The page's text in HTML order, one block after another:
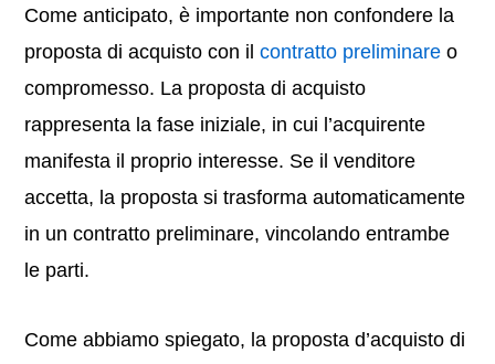
Come anticipato, è importante non confondere la
proposta di acquisto con ilcontratto preliminare o
compromesso. La proposta di acquisto
rappresenta la fase iniziale, in cui l’acquirente
manifesta il proprio interesse. Se il venditore
accetta, la proposta si trasforma automaticamente
in un contratto preliminare, vincolando entrambe
le parti.
Come abbiamo spiegato, la proposta d’acquisto di